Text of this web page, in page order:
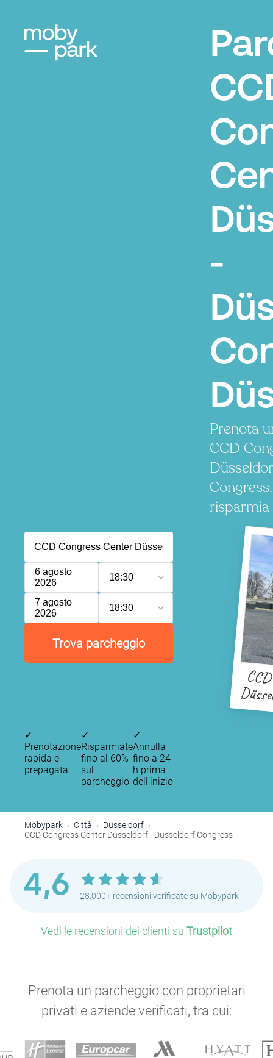
-
Prenota
CCD
risparmia
6 agosto
2026
18:30
7 agosto
2026
18:30
Trova parcheggio
✓
Prenotazione
rapida e
prepagata
✓
Risparmiate
fino al 60%
sul
parcheggio
✓
Annulla
fino a 24
h prima
dell’inizio
Mobypark Città
Düsseldorf
CCD Congress Center Düsseldorf - Düsseldorf Congress
4,6 28.000+ recensioni verificate su Mobypark
Vedi le recensioni dei clienti su Trustpilot
Prenota un parcheggio con proprietari
privati e aziende verificati, tra cui: